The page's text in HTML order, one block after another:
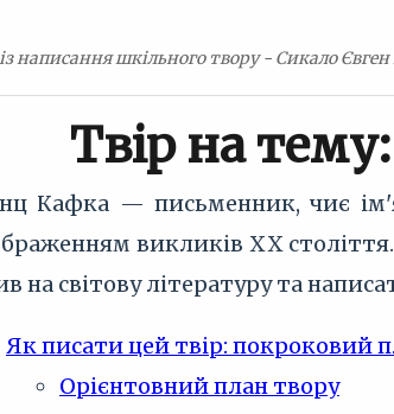
написання шкільного твору - Сикало Євген
Твір на
Кафка — письменник, чиє
викликів XX
на світову літературу та
Як писати цей твір: покроковий
Орієнтовний план твору